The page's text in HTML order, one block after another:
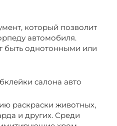
который позволит
автомобиля.
быть однотонными или
салона авто
раскраски животных,
и других. Среди